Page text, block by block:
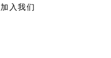
加入我们